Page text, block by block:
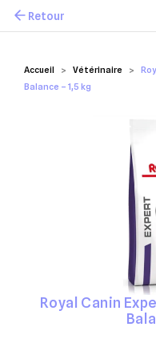
Mes favoris
Accueil Vétérinaire
Balance – 1,5 kg
Retour
Royal Canin